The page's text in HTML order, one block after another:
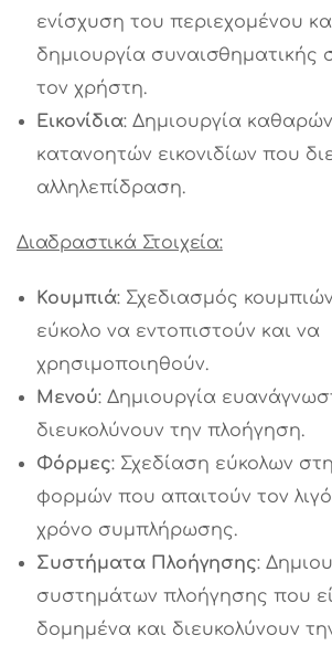
ενίσχυση του περιεχομένου
δημιουργία συναισθηματικής
τον χρήστη.
Εικονίδια: Δημιουργία
κατανοητών εικονιδίων που
αλληλεπίδραση.
Διαδραστικά Στοιχεία:
Κουμπιά: Σχεδιασμός
εύκολο να εντοπιστούν και να
χρησιμοποιηθούν.
Μενού: Δημιουργία
διευκολύνουν την πλοήγηση.
Φόρμες: Σχεδίαση εύκολων
φορμών που απαιτούν τον
χρόνο συμπλήρωσης.
Συστήματα Πλοήγησης:
συστημάτων πλοήγησης που
δομημένα και διευκολύνουν